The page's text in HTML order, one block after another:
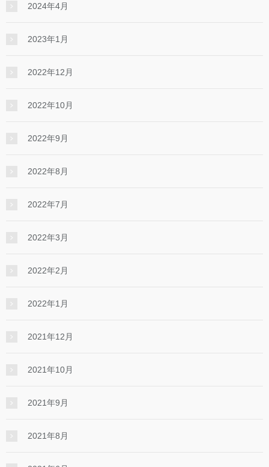
2024年4月
2023年1月
2022年12月
2022年10月
2022年9月
2022年8月
2022年7月
2022年3月
2022年2月
2022年1月
2021年12月
2021年10月
2021年9月
2021年8月